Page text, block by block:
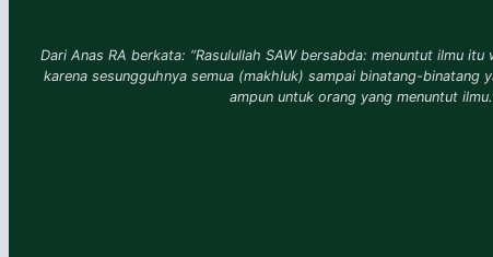
Dari Anas RA berkata: “Rasulullah SAW bersabda: menuntut ilmu
karena sesungguhnya semua (makhluk) sampai binatang-binatang
ampun untuk orang yang menuntut